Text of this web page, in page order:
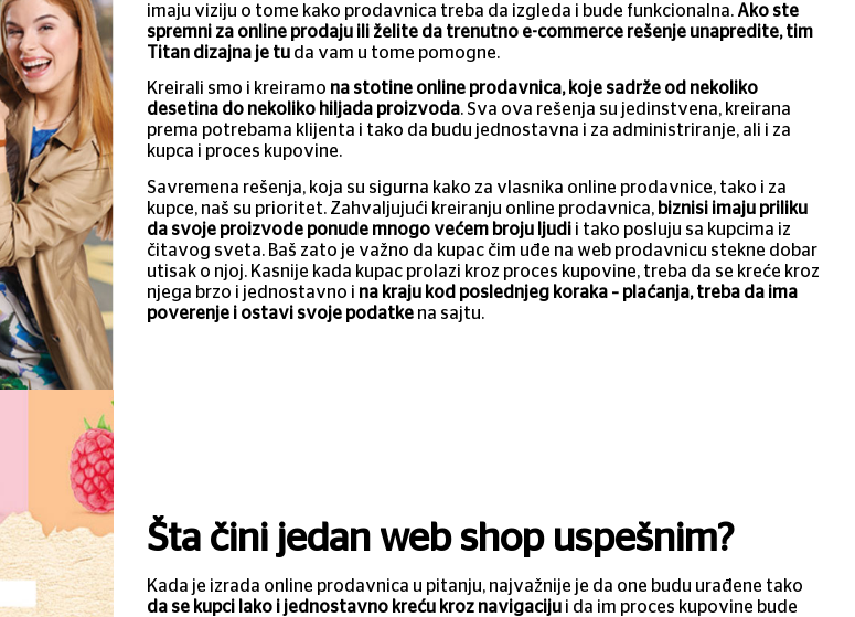
imaju viziju o tome kako prodavnica treba da izgleda i bude funkcionalna. Ako ste
spremni za online prodaju ili želite da trenutno e-commerce rešenje unapredite, tim
Titan dizajna je tu da vam u tome pomogne.
Kreirali smo i kreiramo na stotine online prodavnica, koje sadrže od nekoliko
desetina do nekoliko hiljada proizvoda. Sva ova rešenja su jedinstvena, kreirana
prema potrebama klijenta i tako da budu jednostavna i za administriranje, ali i za
kupca i proces kupovine.
Savremena rešenja, koja su sigurna kako za vlasnika online prodavnice, tako i za
kupce, naš su prioritet. Zahvaljujući kreiranju online prodavnica, biznisi imaju priliku
da svoje proizvode ponude mnogo većem broju ljudi i tako posluju sa kupcima iz
čitavog sveta. Baš zato je važno da kupac čim uđe na web prodavnicu stekne dobar
utisak o njoj. Kasnije kada kupac prolazi kroz proces kupovine, treba da se kreće kroz
njega brzo i jednostavno i na kraju kod poslednjeg koraka – plaćanja, treba da ima
poverenje i ostavi svoje podatke na sajtu.
Šta čini jedan web shop uspešnim?
Kada je izrada online prodavnica u pitanju, najvažnije je da one budu urađene tako
da se kupci lako i jednostavno kreću kroz navigaciju i da im proces kupovine bude